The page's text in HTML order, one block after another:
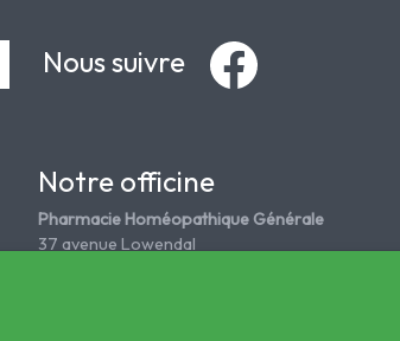
Nous suivre
Notre officine
Pharmacie Homéopathique Générale
37 avenue Lowendal